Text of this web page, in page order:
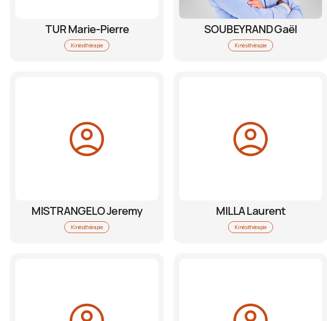
TUR Marie-Pierre
Kinésithérapie
SOUBEYRAND Gaël
Kinésithérapie
MISTRANGELO Jeremy
Kinésithérapie
MILLA Laurent
Kinésithérapie